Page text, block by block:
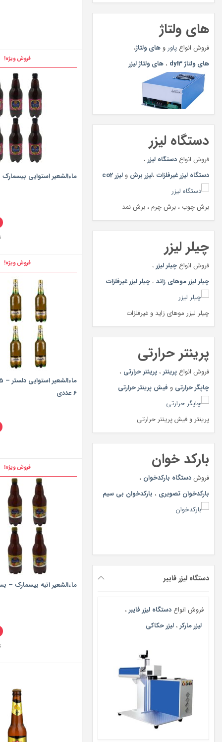
های ولتاژ
فروش انواع پاور و های ولتاژ،
های ولتاژ dy13
، های ولتاژ لیزر
دستگاه لیزر
فروش انواع دستگاه لیزر ،
دستگاه لیزر غیرفلزات ،لیزر برش و لیزر co2
برش چوب ، برش چرم ، برش نمد
چیلر لیزر
فروش انواع چیلر لیزر ،
چیلر لیزر موهای زائد ، چیلر لیزر غیرفلزات
چیلر لیزر موهای زاید و غیرفلزات
پرینتر حرارتی
فروش انواع پرینتر ، پرینتر حرارتی ،
چاپگر حرارتی و فیش پرینتر حرارتی
پرینتر و فیش پرینتر حرارتی
بارکد خوان
فروشدستگاه بارکدخوان ،
بارکدخوان تصویری ، بارکدخوان بی سیم
دستگاه لیزر فایبر
فروش انواع دستگاه لیزر فایبر ،
لیزر مارکر ، لیزر حکاکی
فروش ویژه!
ماءالشعیر استوایی بیسمارک بسته
فروش ویژه!
6 عددی
فروش ویژه!
ماءالشعیر انبه بیسمارک – بسته 6